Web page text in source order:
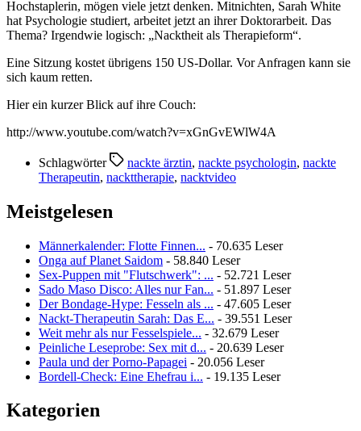
Hochstaplerin, mögen viele jetzt denken. Mitnichten, Sarah White
hat Psychologie studiert, arbeitet jetzt an ihrer Doktorarbeit. Das
Thema? Irgendwie logisch: „Nacktheit als Therapieform“.
Eine Sitzung kostet übrigens 150 US-Dollar. Vor Anfragen kann sie
sich kaum retten.
Hier ein kurzer Blick auf ihre Couch:
http://www.youtube.com/watch?v=xGnGvEWlW4A
Schlagwörter nackte ärztin, nackte psychologin, nackte
Therapeutin, nackttherapie, nacktvideo
Meistgelesen
Männerkalender: Flotte Finnen... - 70.635 Leser
Onga auf Planet Saidom - 58.840 Leser
Sex-Puppen mit "Flutschwerk": ... - 52.721 Leser
Sado Maso Disco: Alles nur Fan... - 51.897 Leser
Der Bondage-Hype: Fesseln als ... - 47.605 Leser
Nackt-Therapeutin Sarah: Das E... - 39.551 Leser
Weit mehr als nur Fesselspiele... - 32.679 Leser
Peinliche Leseprobe: Sex mit d... - 20.639 Leser
Paula und der Porno-Papagei - 20.056 Leser
Bordell-Check: Eine Ehefrau i... - 19.135 Leser
Kategorien